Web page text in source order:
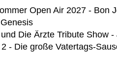
Open Air 2027 - Bon
Die Ärzte Tribute Show
- Die große Vatertags-